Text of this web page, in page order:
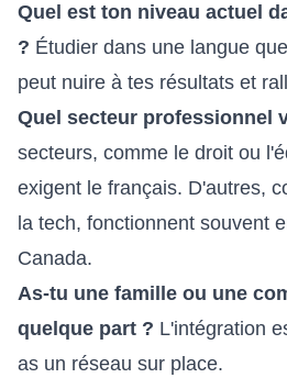
Quel est ton niveau actuel
? Étudier dans une langue
peut nuire à tes résultats et
Quel secteur professionnel
secteurs, comme le droit ou
exigent le français. D'autres,
la tech, fonctionnent souvent
Canada.
As-tu une famille ou une
quelque part ? L'intégration
as un réseau sur place.